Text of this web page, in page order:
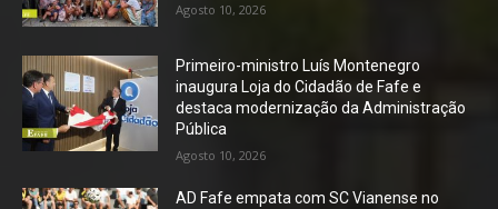
Agosto 10, 2026
Primeiro-ministro Luís Montenegro
inaugura Loja do Cidadão de Fafe e
destaca modernização da Administração
Pública
Agosto 10, 2026
AD Fafe empata com SC Vianense no